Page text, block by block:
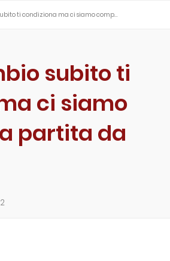
ti condiziona ma ci siamo comp…
subito ti
ci siamo
partita da